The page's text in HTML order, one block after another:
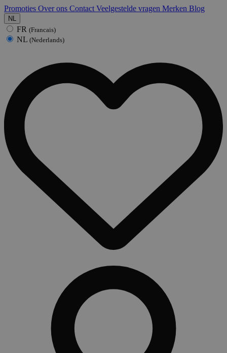
Promoties Over ons Contact Veelgestelde vragen Merken Blog
NL
FR (Francais)
NL (Nederlands)